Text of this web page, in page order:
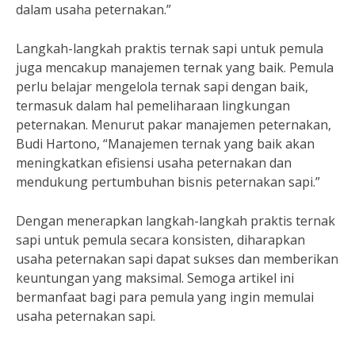
dalam usaha peternakan.”
Langkah-langkah praktis ternak sapi untuk pemula
juga mencakup manajemen ternak yang baik. Pemula
perlu belajar mengelola ternak sapi dengan baik,
termasuk dalam hal pemeliharaan lingkungan
peternakan. Menurut pakar manajemen peternakan,
Budi Hartono, “Manajemen ternak yang baik akan
meningkatkan efisiensi usaha peternakan dan
mendukung pertumbuhan bisnis peternakan sapi.”
Dengan menerapkan langkah-langkah praktis ternak
sapi untuk pemula secara konsisten, diharapkan
usaha peternakan sapi dapat sukses dan memberikan
keuntungan yang maksimal. Semoga artikel ini
bermanfaat bagi para pemula yang ingin memulai
usaha peternakan sapi.